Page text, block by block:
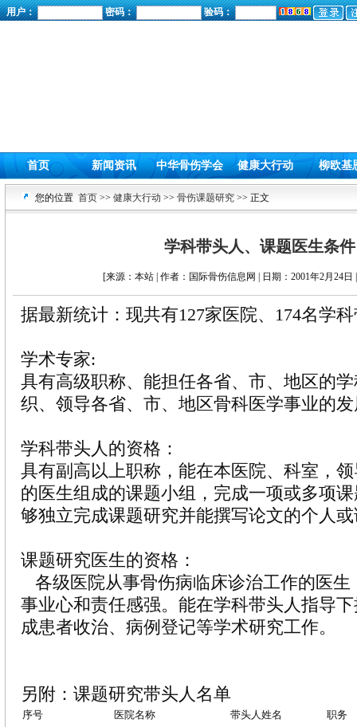
用户： 密码： 验码：
首页 新闻资讯 中华骨伤学会 健康大行动 柳欧基
您的位置 首页 >> 健康大行动 >> 骨伤课题研究 >> 正文
学科带头人、课题医生条件
[来源：本站 | 作者：国际骨伤信息网 | 日期：2001年2月24日
据最新统计：现共有127家医院、174名学
学术专家:
具有高级职称、能担任各省、市、地区的
织、领导各省、市、地区骨科医学事业的
学科带头人的资格：
具有副高以上职称，能在本医院、科室，
的医生组成的课题小组，完成一项或多项
够独立完成课题研究并能撰写论文的个人
课题研究医生的资格：
各级医院从事骨伤病临床诊治工作的医生
事业心和责任感强。能在学科带头人指导
成患者收治、病例登记等学术研究工作。
另附：课题研究带头人名单
序号 医院名称 带头人姓名
职务